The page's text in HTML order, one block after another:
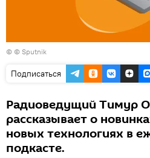
© © Sputnik
Подписаться
Радиоведущий Тимур
рассказывает о
новых технологиях в
подкасте.